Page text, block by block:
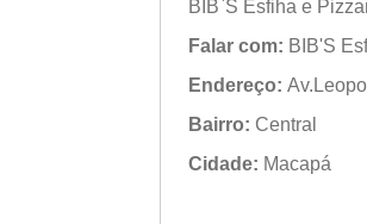
BIB`S Esfiha e
Falar com: BIB'S
Endereço:
Bairro: Central
Cidade: Macapá